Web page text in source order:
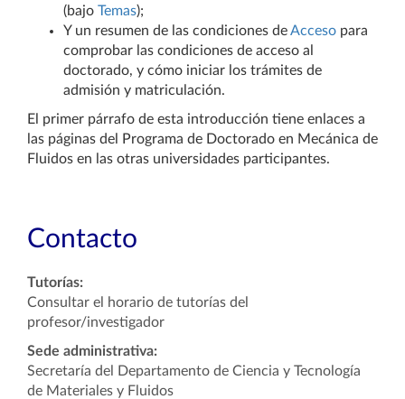
(bajo Temas);
Y un resumen de las condiciones deAcceso para
comprobar las condiciones de acceso al
doctorado, y cómo iniciar los trámites de
admisión y matriculación.
El primer párrafo de esta introducción tiene enlaces a
las páginas del Programa de Doctorado en Mecánica de
Fluidos en las otras universidades participantes.
Contacto
Tutorías:
Consultar el horario de tutorías del
profesor/investigador
Sede administrativa:
Secretaría del Departamento de Ciencia y Tecnología
de Materiales y Fluidos